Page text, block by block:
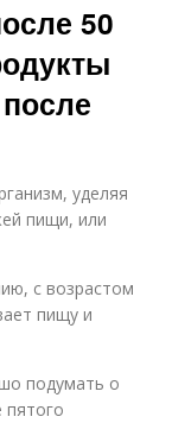
50
уделяя
пищи, или
с возрастом
пищу и
подумать о
пятого